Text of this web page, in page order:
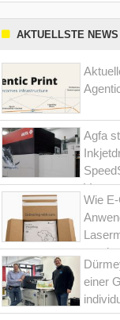
AKTUELLSTE NEWS
Agfa
Wie
einer